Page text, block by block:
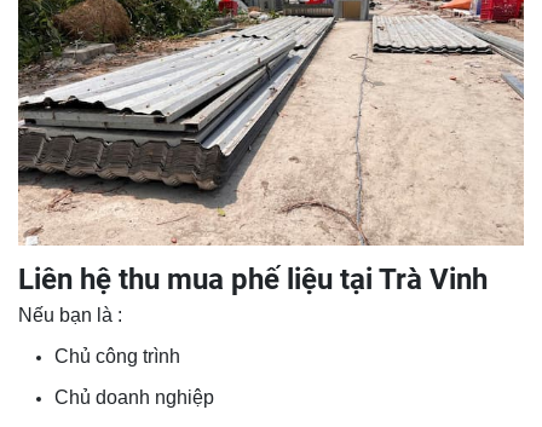
Liên hệ thu mua phế liệu tại Trà Vinh
Nếu bạn là :
Chủ công trình
Chủ doanh nghiệp